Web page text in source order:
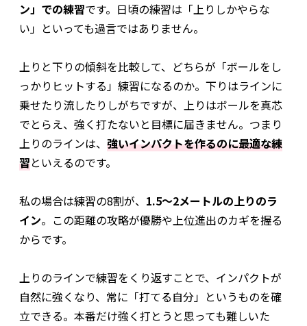
ン」での練習です。日頃の練習は「上りしかやらな
い」といっても過言ではありません。
上りと下りの傾斜を比較して、どちらが「ボールをし
っかりヒットする」練習になるのか。下りはラインに
乗せたり流したりしがちですが、上りはボールを真芯
でとらえ、強く打たないと目標に届きません。つまり
上りのラインは、 強いインパクトを作るのに最適な練
習といえるのです。
私の場合は練習の8割が、 1.5～2メートルの上りのラ
イン。この距離の攻略が優勝や上位進出のカギを握る
からです。
上りのラインで練習をくり返すことで、インパクトが
自然に強くなり、常に「打てる自分」というものを確
立できる。本番だけ強く打とうと思っても難しいた